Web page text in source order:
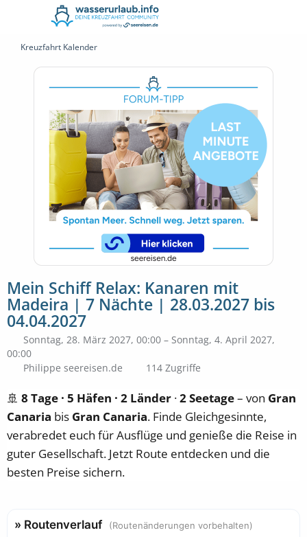
Kreuzfahrt Kalender
Mein Schiff Relax: Kanaren mit
Madeira | 7 Nächte | 28.03.2027 bis
04.04.2027
Sonntag, 28. März 2027, 00:00 – Sonntag, 4. April 2027,
00:00
Philippe seereisen.de
114 Zugriffe
🚢 8 Tage · 5 Häfen · 2 Länder ·2 Seetage– von Gran
Canaria bis Gran Canaria. Finde Gleichgesinnte,
verabredet euch für Ausflüge und genieße die Reise in
guter Gesellschaft. Jetzt Route entdecken und die
besten Preise sichern.
» Routenverlauf (Routenänderungen vorbehalten)